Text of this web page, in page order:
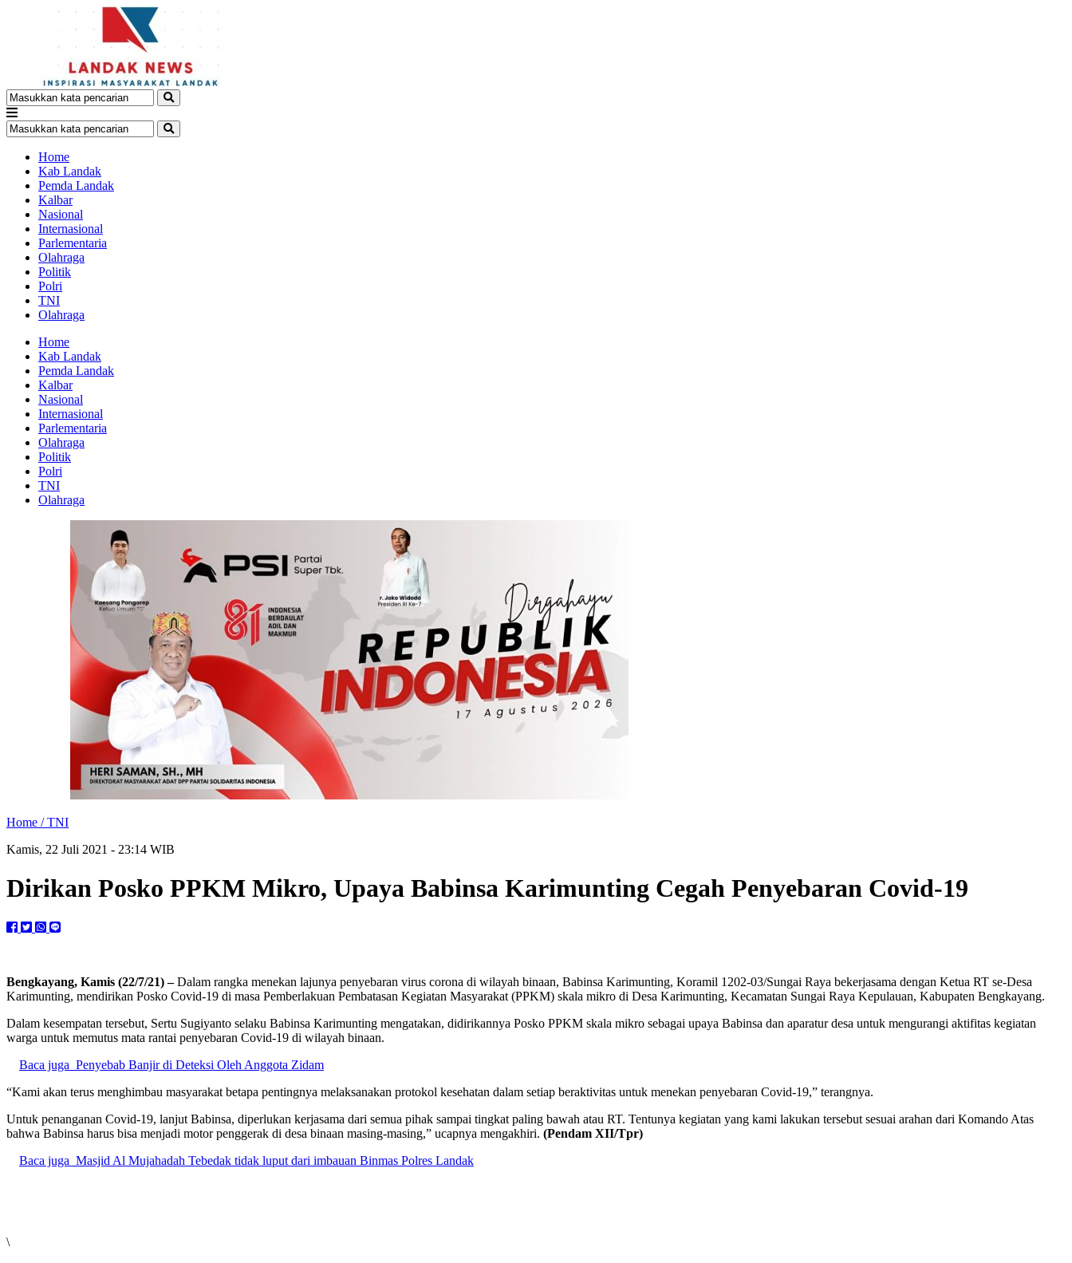
Home
Kab Landak
Pemda Landak
Kalbar
Nasional
Internasional
Parlementaria
Olahraga
Politik
Polri
TNI
Olahraga
Home
Kab Landak
Pemda Landak
Kalbar
Nasional
Internasional
Parlementaria
Olahraga
Politik
Polri
TNI
Olahraga
Home /TNI
Kamis, 22 Juli 2021 - 23:14 WIB
Dirikan Posko PPKM Mikro, Upaya Babinsa Karimunting Cegah Penyebaran Covid-19
Bengkayang, Kamis (22/7/21) –Dalam rangka menekan lajunya penyebaran virus corona di wilayah binaan, Babinsa Karimunting, Koramil 1202-03/Sungai Raya bekerjasama dengan Ketua RT se-Desa
Karimunting, mendirikan Posko Covid-19 di masa Pemberlakuan Pembatasan Kegiatan Masyarakat (PPKM) skala mikro di Desa Karimunting, Kecamatan Sungai Raya Kepulauan, Kabupaten Bengkayang.
Dalam kesempatan tersebut, Sertu Sugiyanto selaku Babinsa Karimunting mengatakan, didirikannya Posko PPKM skala mikro sebagai upaya Babinsa dan aparatur desa untuk mengurangi aktifitas kegiatan
warga untuk memutus mata rantai penyebaran Covid-19 di wilayah binaan.
Baca juga Penyebab Banjir di Deteksi Oleh Anggota Zidam
“Kami akan terus menghimbau masyarakat betapa pentingnya melaksanakan protokol kesehatan dalam setiap beraktivitas untuk menekan penyebaran Covid-19,” terangnya.
Untuk penanganan Covid-19, lanjut Babinsa, diperlukan kerjasama dari semua pihak sampai tingkat paling bawah atau RT. Tentunya kegiatan yang kami lakukan tersebut sesuai arahan dari Komando Atas
bahwa Babinsa harus bisa menjadi motor penggerak di desa binaan masing-masing,” ucapnya mengakhiri. (Pendam XII/Tpr)
Baca juga Masjid Al Mujahadah Tebedak tidak luput dari imbauan Binmas Polres Landak
\